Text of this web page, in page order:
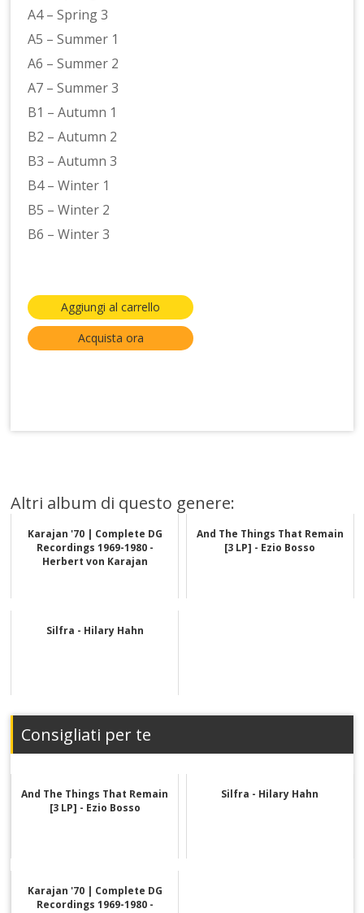
A4 – Spring 3
A5 – Summer 1
A6 – Summer 2
A7 – Summer 3
B1 – Autumn 1
B2 – Autumn 2
B3 – Autumn 3
B4 – Winter 1
B5 – Winter 2
B6 – Winter 3
Aggiungi al carrello
Acquista ora
Altri album di questo genere:
Karajan '70 | Complete DG
Recordings 1969-1980 -
Herbert von Karajan
And The Things That Remain
[3 LP] - Ezio Bosso
Silfra - Hilary Hahn
Consigliati per te
And The Things That Remain
[3 LP] - Ezio Bosso
Silfra - Hilary Hahn
Karajan '70 | Complete DG
Recordings 1969-1980 -